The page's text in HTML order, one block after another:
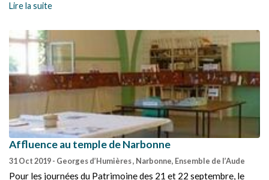
Lire la suite
Affluence au temple de Narbonne
31 Oct 2019- Georges d’Humières , Narbonne, Ensemble de l’Aude
Pour les journées du Patrimoine des 21 et 22 septembre, le